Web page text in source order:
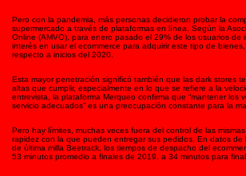
Pero con la pandemia, más personas decidieron probar la
supermercado a través de plataformas en línea. Según la
Online (AMVO), para enero pasado el 29% de los usuarios de
interés en usar el ecommerce para adquirir este tipo de
respecto a inicios del 2020.
Esta mayor penetración significó también que las dark stores
altas que cumplir, especialmente en lo que se refiere a la
entrevista, la plataforma Merqueo confirma que “mantener los
servicio adecuados” es una preocupación constante para la
Pero hay límites, muchas veces fuera del control de las
rapidez con la que pueden entregar sus pedidos. En datos de
de última milla Beetrack, los tiempos de despacho del
53 minutos promedio a finales de 2019, a 34 minutos para